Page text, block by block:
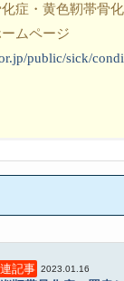
化症・黄色靭帯骨
ムページ
public/sick/
記事 2023.01.16